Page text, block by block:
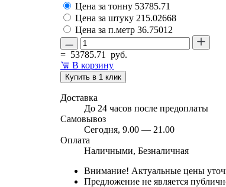
Цена за тонну 53785.71
Цена за штуку 215.02668
Цена за п.метр 36.75012
= 53785.71
руб.
В корзину
Купить в 1 клик
Доставка
До 24 часов после предоплаты
Самовывоз
Сегодня, 9.00 — 21.00
Оплата
Наличными, Безналичная
Внимание! Актуальные цены
Предложение не является